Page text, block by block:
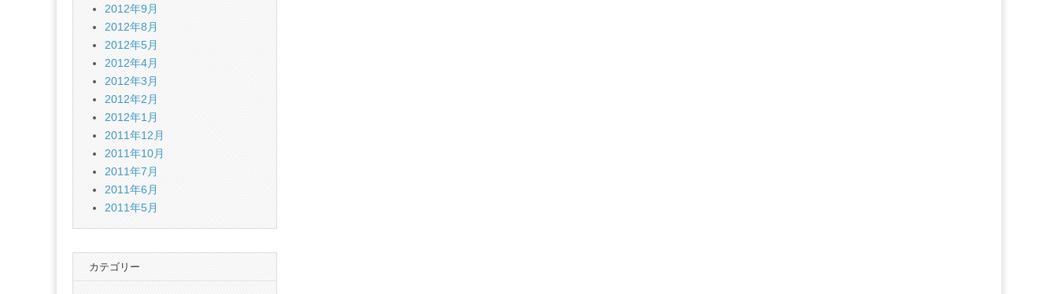
2012年9月
2012年8月
2012年5月
2012年4月
2012年3月
2012年2月
2012年1月
2011年12月
2011年10月
2011年7月
2011年6月
2011年5月
カテゴリー